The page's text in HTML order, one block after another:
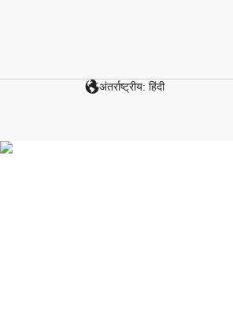
अंतर्राष्ट्रीय: हिंदी